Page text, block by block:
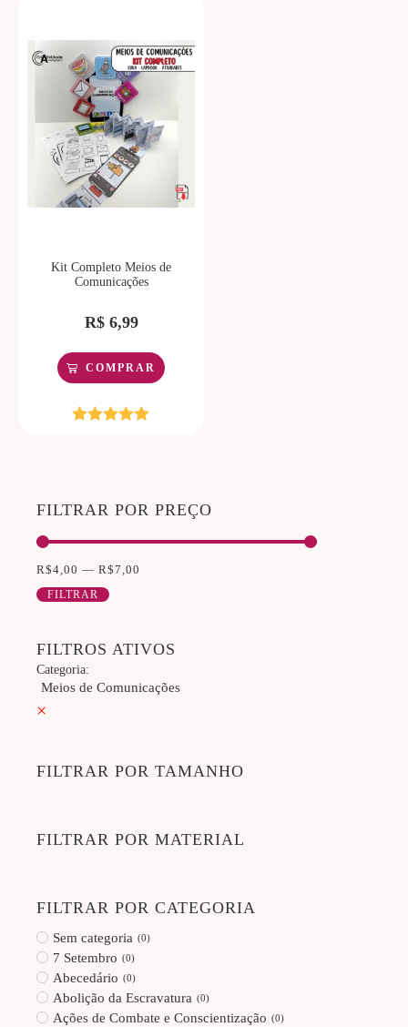
FILTRAR POR PREÇO
R$4,00 — R$7,00
FILTRAR
FILTROS ATIVOS
Categoria:
Meios de Comunicações
×
FILTRAR POR TAMANHO
FILTRAR POR MATERIAL
FILTRAR POR CATEGORIA
Sem categoria (0)
7 Setembro (0)
Abecedário (0)
Abolição da Escravatura (0)
Ações de Combate e Conscientização (0)
Kit Completo Meios de
Comunicações
R$6,99
COMPRAR